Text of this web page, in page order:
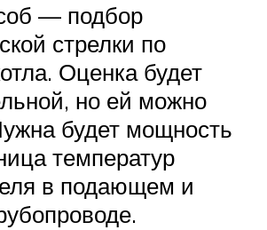
— подбор
стрелки по
Оценка будет
но ей можно
будет мощность
температур
в подающем и